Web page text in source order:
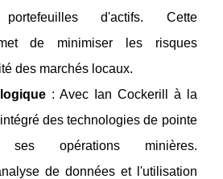
d'actifs. Cette
de minimiser les risques
des marchés locaux.
: Avec Ian Cockerill à la
des technologies de pointe
opérations minières.
de données et l'utilisation